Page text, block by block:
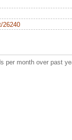
26240
per month over past